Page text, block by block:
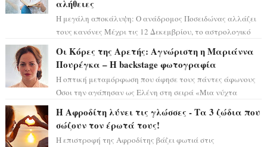
αλήθειες
Η μεγάλη αποκάλυψη: Ο ανάδρομος Ποσειδώνας αλλάζει
τους κανόνες Μέχρι τις 12 Δεκεμβρίου, το αστρολογικό
Οι Κόρες της Αρετής: Αγνώριστη η Μαριάννα
Πουρέγκα – H backstage φωτογραφία
Η οπτική μεταμόρφωση που άφησε τους πάντες άφωνους
Όσοι την αγάπησαν ως Ελένη στη σειρά «Μια νύχτα
Η Αφροδίτη λύνει τις γλώσσες - Τα 3 ζώδια που
σώζουν τον έρωτά τους!
Η επιστροφή της Αφροδίτης βάζει φωτιά στις